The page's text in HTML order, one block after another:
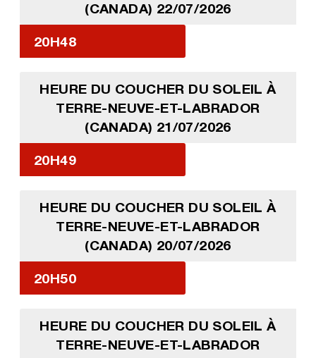
(CANADA) 22/07/2026
20H48
HEURE DU COUCHER DU SOLEIL À
TERRE-NEUVE-ET-LABRADOR
(CANADA) 21/07/2026
20H49
HEURE DU COUCHER DU SOLEIL À
TERRE-NEUVE-ET-LABRADOR
(CANADA) 20/07/2026
20H50
HEURE DU COUCHER DU SOLEIL À
TERRE-NEUVE-ET-LABRADOR